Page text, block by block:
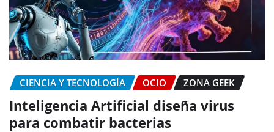
CIENCIA Y TECNOLOGÍA OCIO ZONA GEEK
Inteligencia Artificial diseña virus
para combatir bacterias